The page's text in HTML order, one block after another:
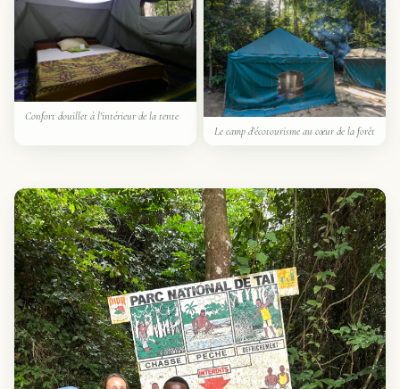
Confort douillet à l'intérieur de la tente
Le camp d'écotourisme au cœur de la forêt